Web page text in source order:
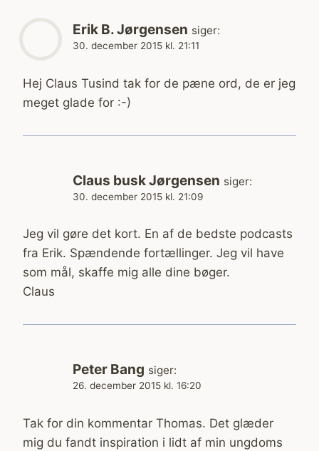
Erik B. Jørgensen siger:
30. december 2015 kl. 21:11
Hej Claus Tusind tak for de pæne ord, de er jeg
meget glade for :-)
Claus busk Jørgensen siger:
30. december 2015 kl. 21:09
Jeg vil gøre det kort. En af de bedste podcasts
fra Erik. Spændende fortællinger. Jeg vil have
som mål, skaffe mig alle dine bøger.
Claus
Peter Bang siger:
26. december 2015 kl. 16:20
Tak for din kommentar Thomas. Det glæder
mig du fandt inspiration i lidt af min ungdoms